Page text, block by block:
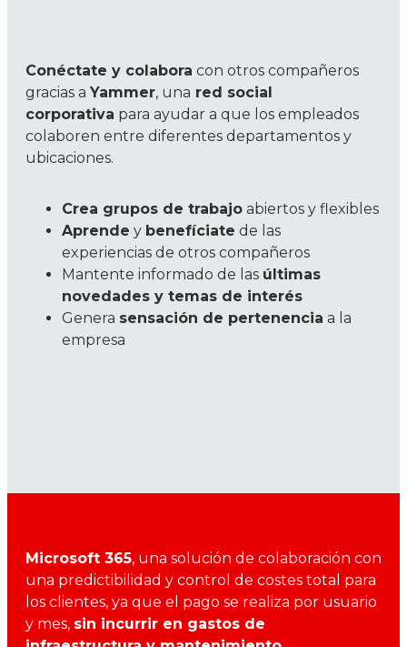
Conéctate y colabora con otros compañeros
gracias a Yammer, una red social
corporativa para ayudar a que los empleados
colaboren entre diferentes departamentos y
ubicaciones.
Crea grupos de trabajo abiertos y flexibles
Aprende y benefíciate de las
experiencias de otros compañeros
Mantente informado de las últimas
novedades y temas de interés
Genera sensación de pertenencia a la
empresa
Microsoft 365, una solución de colaboración con
una predictibilidad y control de costes total para
los clientes, ya que el pago se realiza por usuario
y mes, sin incurrir en gastos de